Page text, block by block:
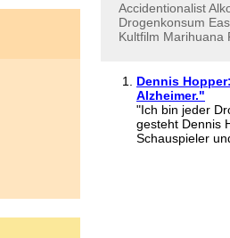
Accidentionalist
Drogenkonsum
Kultfilm Marihuana
Dennis
Alzheimer."
"Ich bin jeder
gesteht Dennis
Schauspieler